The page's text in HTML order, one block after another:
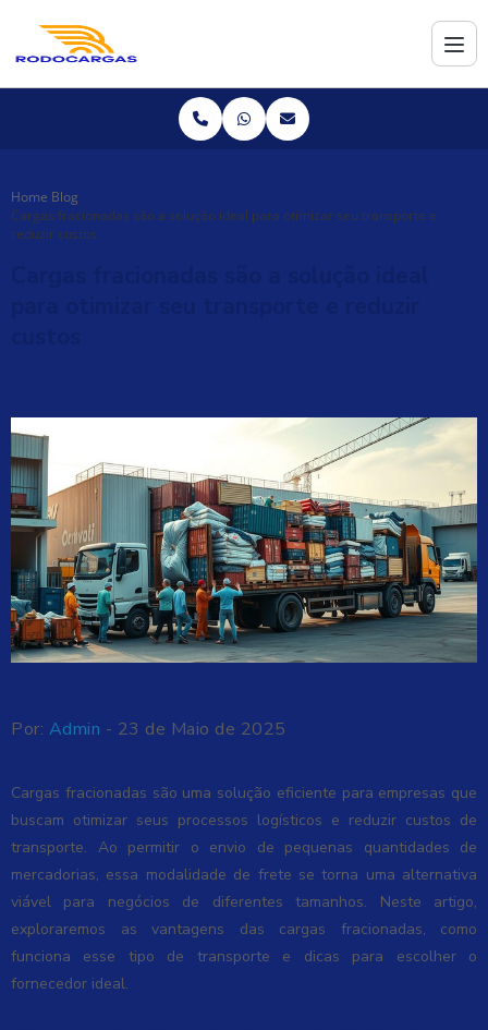
Home Blog
Cargas fracionadas são a solução ideal para otimizar seu transporte e
reduzir custos
Por: Admin - 23 de Maio de 2025
Cargas fracionadas são uma solução eficiente para empresas que
buscam otimizar seus processos logísticos e reduzir custos de
transporte. Ao permitir o envio de pequenas quantidades de
mercadorias, essa modalidade de frete se torna uma alternativa
viável para negócios de diferentes tamanhos. Neste artigo,
exploraremos as vantagens das cargas fracionadas, como
funciona esse tipo de transporte e dicas para escolher o
fornecedor ideal.